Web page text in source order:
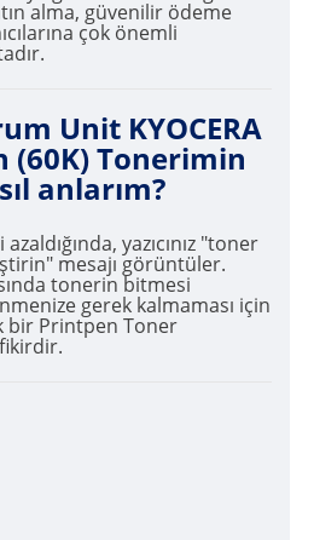
alma, güvenilir ödeme
çok önemli
Unit KYOCERA
(60K) Tonerimin
anlarım?
yazıcınız "toner
mesajı görüntüler.
tonerin bitmesi
gerek kalmaması için
bir Printpen Toner